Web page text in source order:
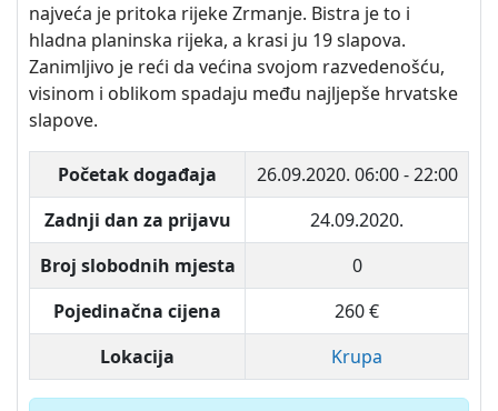
najveća je pritoka rijeke Zrmanje. Bistra je to i
hladna planinska rijeka, a krasi ju 19 slapova.
Zanimljivo je reći da većina svojom razvedenošću,
visinom i oblikom spadaju među najljepše hrvatske
slapove.
Početak događaja 26.09.2020. 06:00 - 22:00
Zadnji dan za prijavu
24.09.2020.
Broj slobodnih mjesta
0
Pojedinačna cijena
260 €
Lokacija
Krupa